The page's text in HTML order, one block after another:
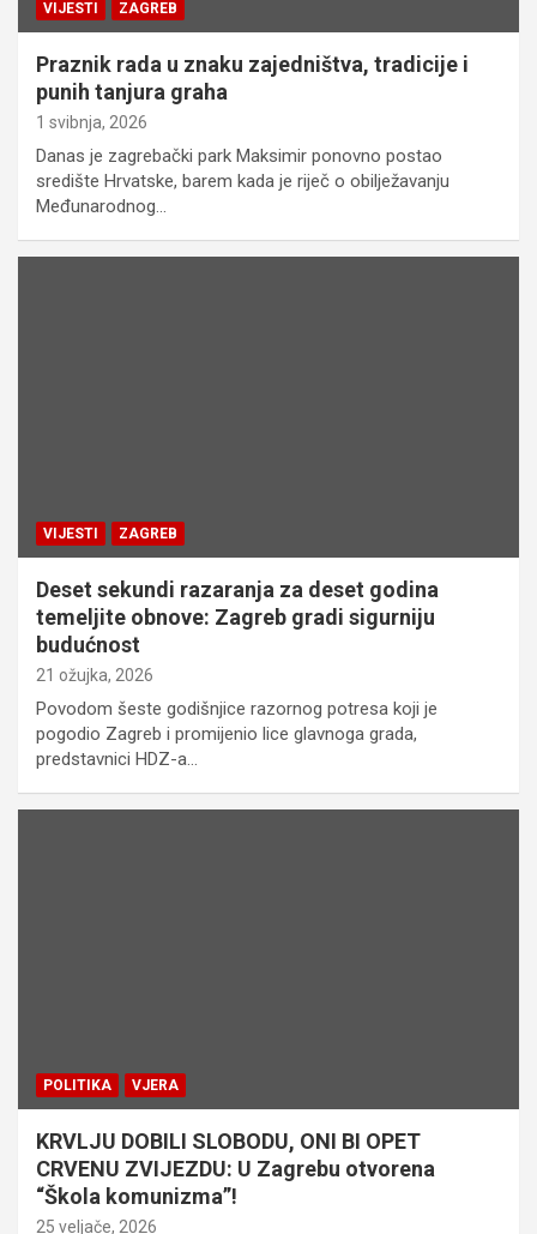
VIJESTI ZAGREB
Praznik rada u znaku zajedništva, tradicije i
punih tanjura graha
1 svibnja, 2026
Danas je zagrebački park Maksimir ponovno postao
središte Hrvatske, barem kada je riječ o obilježavanju
Međunarodnog…
VIJESTI ZAGREB
Deset sekundi razaranja za deset godina
temeljite obnove: Zagreb gradi sigurniju
budućnost
21 ožujka, 2026
Povodom šeste godišnjice razornog potresa koji je
pogodio Zagreb i promijenio lice glavnoga grada,
predstavnici HDZ-a…
POLITIKA VJERA
KRVLJU DOBILI SLOBODU, ONI BI OPET
CRVENU ZVIJEZDU: U Zagrebu otvorena
“Škola komunizma”!
25 veljače, 2026